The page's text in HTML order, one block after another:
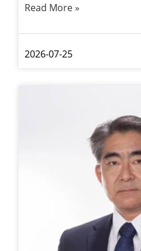
Read More »
2026-07-25